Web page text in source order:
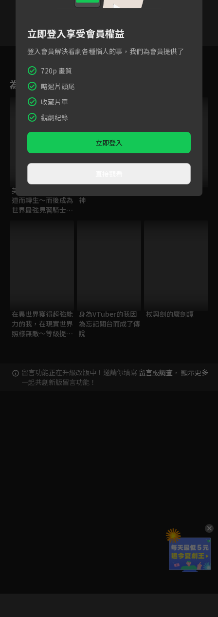
6 7 8 9 10
為您推薦
英雄王，為了窮盡武
道而轉生～而後成為
世界最強見習騎士♀
神
在異世界獲得超強能
力的我，在現實世界
照樣無敵～等級提升
身為VTuber的我因
為忘記關台而成了傳
說
杖與劍的魔劍譚
留言功能正在升級改版中！邀請你填寫 留言板調查 ，
一起共創新版留言功能！
顯示更多
立即登入享受會員權益
登入會員解決看劇各種惱人的事，我們為會員提供了
720p 畫質
略過片頭尾
收藏片單
觀劇紀錄
立即登入